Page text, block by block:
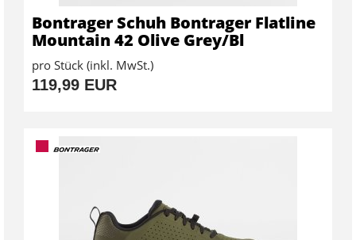
Bontrager Schuh Bontrager Flatline
Mountain 42 Olive Grey/Bl
pro Stück (inkl. MwSt.)
119,99 EUR